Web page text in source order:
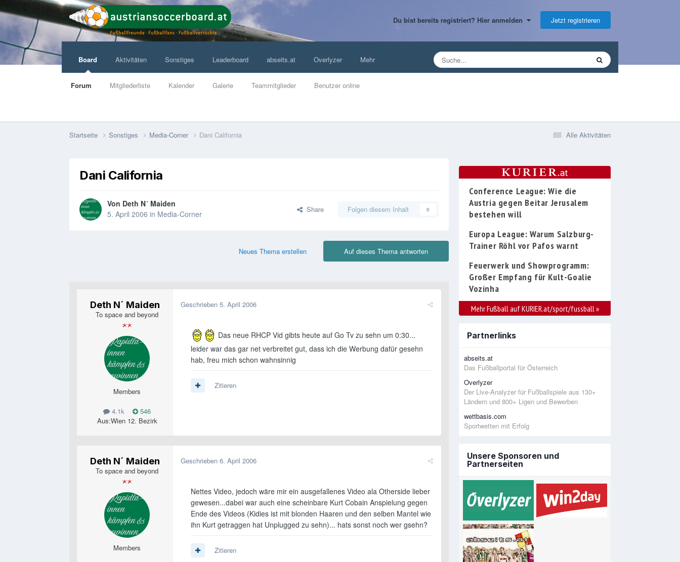
Du bist bereits registriert? Hier anmelden Jetzt registrieren
Board
Forum Mitgliederliste Kalender Galerie Teammitglieder Benutzer online
Aktivitäten Sonstiges Leaderboard abseits.at Overlyzer Mehr
Alle Aktivitäten
Startseite Sonstiges Media-Corner Dani California
Dani California
Von Deth N´ Maiden
5. April 2006 in Media-Corner Share Folgen diesem Inhalt 0
Auf dieses Thema antworten
Neues Thema erstellen
Deth N´ Maiden
To space and beyond
Members
4.1k
546
Aus:Wien 12. Bezirk
Geschrieben 5. April 2006
Das neue RHCP Vid gibts heute auf Go Tv zu sehn um 0:30...
leider war das gar net verbreitet gut, dass ich die Werbung dafür gesehn
hab, freu mich schon wahnsinnig
Zitieren
Deth N´ Maiden
To space and beyond
Members
Geschrieben 6. April 2006
Nettes Video, jedoch wäre mir ein ausgefallenes Video ala Otherside lieber
gewesen...dabei war auch eine scheinbare Kurt Cobain Anspielung gegen
Ende des Videos (Kidies ist mit blonden Haaren und den selben Mantel wie
ihn Kurt getraggen hat Unplugged zu sehn)... hats sonst noch wer gsehn?
Zitieren
Conference League: Wie die
Austria gegen Beitar Jerusalem
bestehen will
Europa League: Warum Salzburg-
Trainer Röhl vor Pafos warnt
Feuerwerk und Showprogramm:
Großer Empfang für Kult-Goalie
Vozinha
Mehr Fußball auf KURIER.at/sport/fussball »
Partnerlinks
abseits.at
Das Fußballportal für Österreich
Overlyzer
Der Live-Analyzer für Fußballspiele aus 130+
Ländern und 800+ Ligen und Bewerben
wettbasis.com
Sportwetten mit Erfolg
Unsere Sponsoren und
Partnerseiten